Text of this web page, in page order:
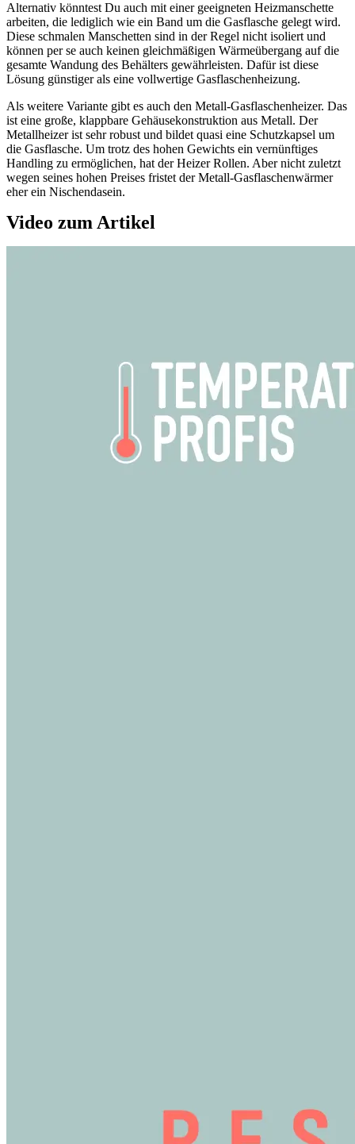
Alternativ könntest Du auch mit einer geeigneten Heizmanschette
arbeiten, die lediglich wie ein Band um die Gasflasche gelegt wird.
Diese schmalen Manschetten sind in der Regel nicht isoliert und
können per se auch keinen gleichmäßigen Wärmeübergang auf die
gesamte Wandung des Behälters gewährleisten. Dafür ist diese
Lösung günstiger als eine vollwertige Gasflaschenheizung.
Als weitere Variante gibt es auch den Metall-Gasflaschenheizer. Das
ist eine große, klappbare Gehäusekonstruktion aus Metall. Der
Metallheizer ist sehr robust und bildet quasi eine Schutzkapsel um
die Gasflasche. Um trotz des hohen Gewichts ein vernünftiges
Handling zu ermöglichen, hat der Heizer Rollen. Aber nicht zuletzt
wegen seines hohen Preises fristet der Metall-Gasflaschenwärmer
eher ein Nischendasein.
Video zum Artikel